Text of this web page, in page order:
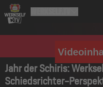
Jahr der Schiris:
Schiedsrichter-